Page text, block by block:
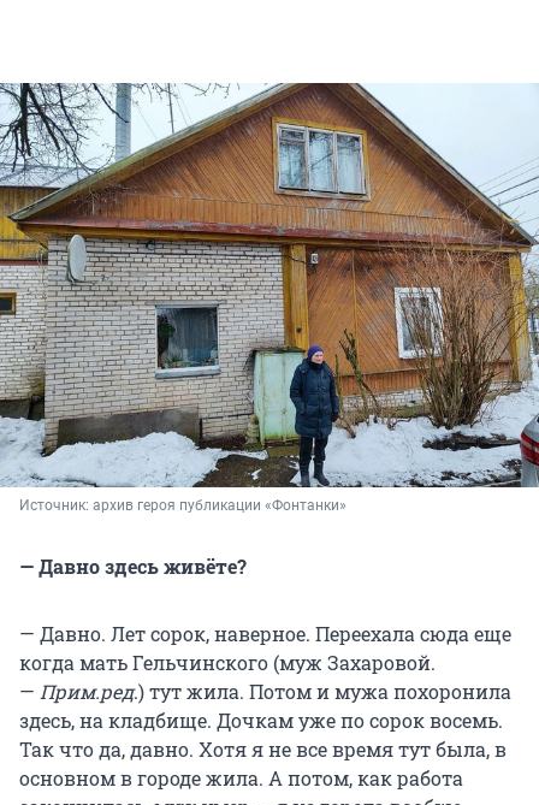
Источник: архив героя публикации «Фонтанки»
— Давно здесь живёте?
— Давно. Лет сорок, наверное. Переехала сюда еще
когда мать Гельчинского (муж Захаровой.
— Прим.ред.) тут жила. Потом и мужа похоронила
здесь, на кладбище. Дочкам уже по сорок восемь.
Так что да, давно. Хотя я не все время тут была, в
основном в городе жила. А потом, как работа